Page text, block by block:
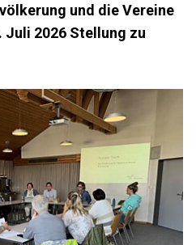
und die Vereine
Juli 2026 Stellung zu